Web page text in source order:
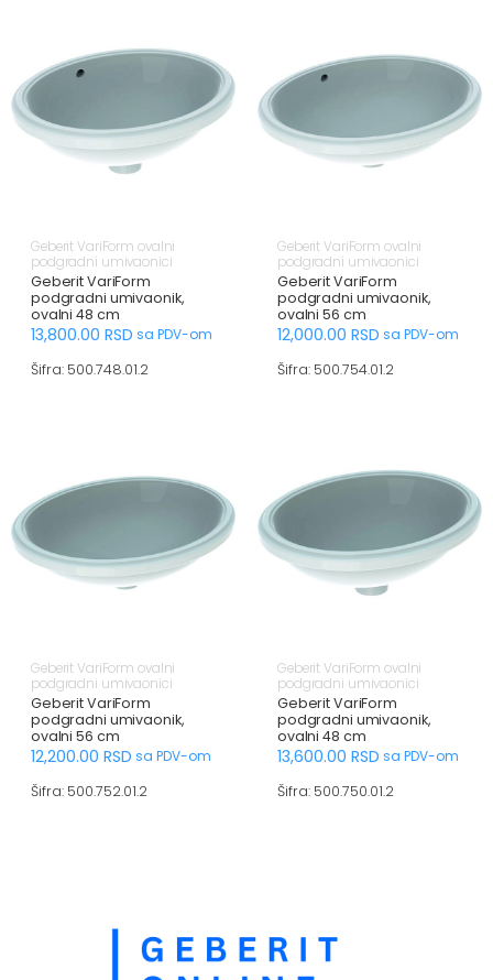
Geberit VariForm ovalni
podgradni umivaonici
Geberit VariForm
podgradni umivaonik,
ovalni 48 cm
13,800.00 RSD sa PDV-om
Šifra: 500.748.01.2
Geberit VariForm ovalni
podgradni umivaonici
Geberit VariForm
podgradni umivaonik,
ovalni 56 cm
12,000.00 RSD sa PDV-om
Šifra: 500.754.01.2
Geberit VariForm ovalni
podgradni umivaonici
Geberit VariForm
podgradni umivaonik,
ovalni 56 cm
12,200.00 RSD sa PDV-om
Šifra: 500.752.01.2
Geberit VariForm ovalni
podgradni umivaonici
Geberit VariForm
podgradni umivaonik,
ovalni 48 cm
13,600.00 RSD sa PDV-om
Šifra: 500.750.01.2